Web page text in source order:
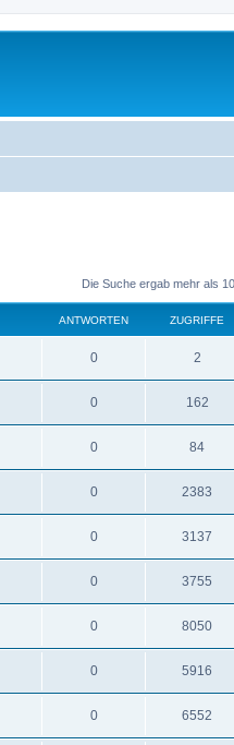
Die Suche ergab mehr als
ANTWORTEN ZUGRIFFE
0 2
0 162
0 84
0 2383
0 3137
0 3755
0 8050
0 5916
0 6552